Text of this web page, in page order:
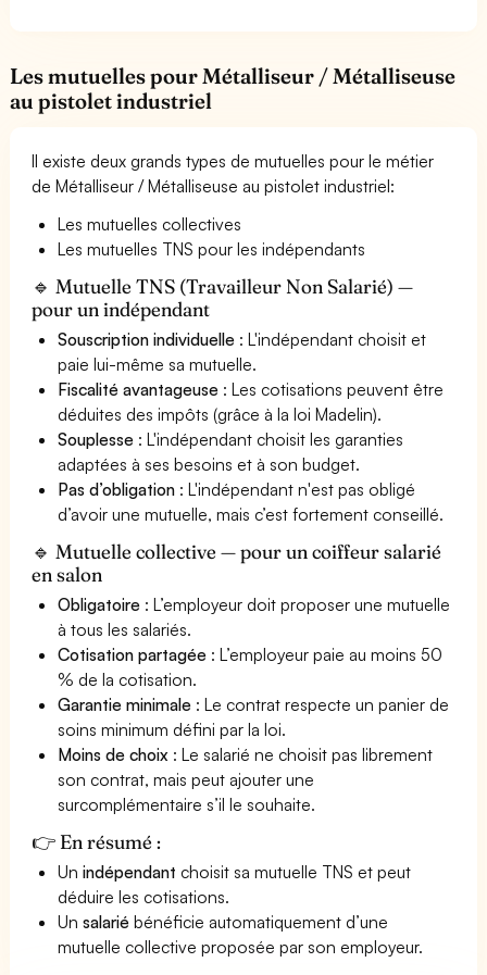
Les mutuelles pour Métalliseur / Métalliseuse
au pistolet industriel
Il existe deux grands types de mutuelles pour le métier
de Métalliseur / Métalliseuse au pistolet industriel:
Les mutuelles collectives
Les mutuelles TNS pour les indépendants
🔹 Mutuelle TNS (Travailleur Non Salarié) —
pour un indépendant
Souscription individuelle : L'indépendant choisit et
paie lui-même sa mutuelle.
Fiscalité avantageuse : Les cotisations peuvent être
déduites des impôts (grâce à la loi Madelin).
Souplesse : L'indépendant choisit les garanties
adaptées à ses besoins et à son budget.
Pas d’obligation : L'indépendant n'est pas obligé
d’avoir une mutuelle, mais c’est fortement conseillé.
🔹 Mutuelle collective — pour un coiffeur salarié
en salon
Obligatoire : L’employeur doit proposer une mutuelle
à tous les salariés.
Cotisation partagée : L’employeur paie au moins 50
% de la cotisation.
Garantie minimale : Le contrat respecte un panier de
soins minimum défini par la loi.
Moins de choix : Le salarié ne choisit pas librement
son contrat, mais peut ajouter une
surcomplémentaire s’il le souhaite.
👉 En résumé :
Unindépendant choisit sa mutuelle TNS et peut
déduire les cotisations.
Unsalarié bénéficie automatiquement d’une
mutuelle collective proposée par son employeur.